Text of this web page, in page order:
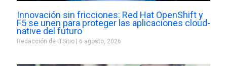
Innovación sin fricciones: Red Hat OpenShift y
F5 se unen para proteger las aplicaciones cloud-
native del futuro
Redacción de ITSitio 6 agosto, 2026